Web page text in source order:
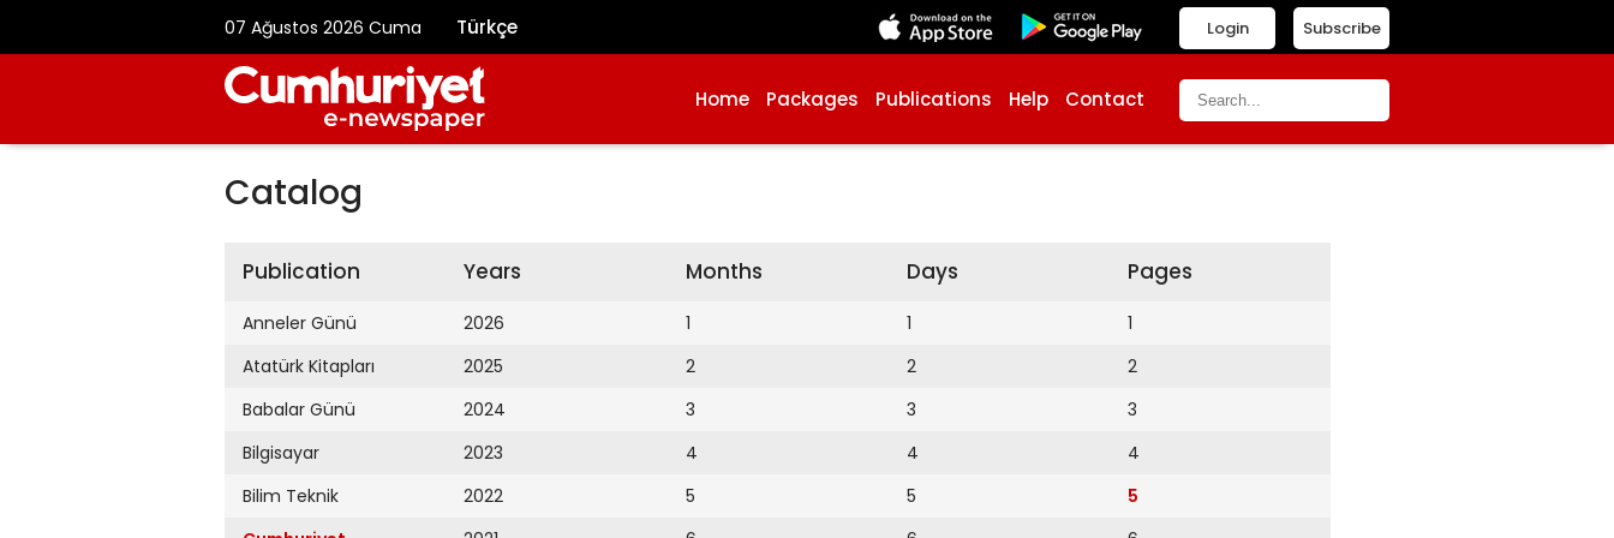
07 Ağustos 2026 Cuma Türkçe Subscribe
Login
Home Packages Publications Help Contact
Catalog
Publication
Anneler Günü
Atatürk Kitapları
Babalar Günü
Bilgisayar
Bilim Teknik
Years
2026
2025
2024
2023
2022
Months
1
2
3
4
5
Days
1
2
3
4
5
Pages
1
2
3
4
5